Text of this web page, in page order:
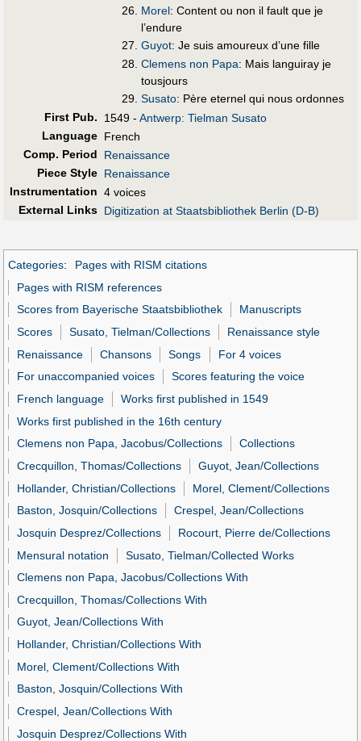
Morel: Content ou non il fault que je
l’endure
Guyot: Je suis amoureux d’une fille
Clemens non Papa: Mais languiray je
tousjours
Susato: Père eternel qui nous ordonnes
First Pub. 1549 - Antwerp: Tielman Susato
Language French
Comp. Period
Renaissance
Piece Style Renaissance
Instrumentation 4 voices
External Links Digitization at Staatsbibliothek Berlin (D-B)
Categories:
Pages with RISM citations
Pages with RISM references
Scores from Bayerische Staatsbibliothek
Manuscripts
Scores
Susato, Tielman/Collections
Renaissance style
Renaissance
Chansons Songs
For 4 voices
For unaccompanied voices
Scores featuring the voice
French language
Works first published in 1549
Works first published in the 16th century
Clemens non Papa, Jacobus/Collections
Collections
Crecquillon, Thomas/Collections
Guyot, Jean/Collections
Hollander, Christian/Collections
Morel, Clement/Collections
Baston, Josquin/Collections
Crespel, Jean/Collections
Josquin Desprez/Collections
Rocourt, Pierre de/Collections
Mensural notation
Susato, Tielman/Collected Works
Clemens non Papa, Jacobus/Collections With
Crecquillon, Thomas/Collections With
Guyot, Jean/Collections With
Hollander, Christian/Collections With
Morel, Clement/Collections With
Baston, Josquin/Collections With
Crespel, Jean/Collections With
Josquin Desprez/Collections With